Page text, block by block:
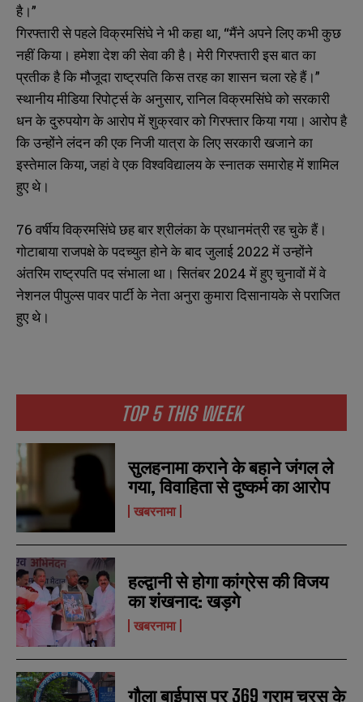
N
a
m
e
*
E
a
iN
N
a
m
e
*
E
a
iN
TOP 5 THIS WEEK
सुलहनामा कराने के बहाने जंगल ले
गया, विवाहिता से दुष्कर्म का आरोप
खबरनामा
हल्द्वानी से होगा कांग्रेस की विजय
का शंखनाद: खड़गे
खबरनामा
गौला बाईपास पर 369 ग्राम चरस के
है।”
गिरफ्तारी से पहले विक्रमसिंघे ने भी कहा था, “मैंने अपने लिए कभी कुछ
नहीं किया। हमेशा देश की सेवा की है। मेरी गिरफ्तारी इस बात का
प्रतीक है कि मौजूदा राष्ट्रपति किस तरह का शासन चला रहे हैं।”
स्थानीय मीडिया रिपोर्ट्स के अनुसार, रानिल विक्रमसिंघे को सरकारी
धन के दुरुपयोग के आरोप में शुक्रवार को गिरफ्तार किया गया। आरोप है
कि उन्होंने लंदन की एक निजी यात्रा के लिए सरकारी खजाने का
इस्तेमाल किया, जहां वे एक विश्वविद्यालय के स्नातक समारोह में शामिल
हुए थे।
76 वर्षीय विक्रमसिंघे छह बार श्रीलंका के प्रधानमंत्री रह चुके हैं।
गोटाबाया राजपक्षे के पदच्युत होने के बाद जुलाई 2022 में उन्होंने
अंतरिम राष्ट्रपति पद संभाला था। सितंबर 2024 में हुए चुनावों में वे
नेशनल पीपुल्स पावर पार्टी के नेता अनुरा कुमारा दिसानायके से पराजित
हुए थे।